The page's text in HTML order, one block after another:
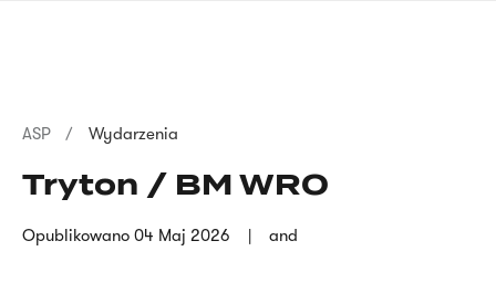
Ścieżka
nawigacyjna
ASP Wydarzenia
Tryton / BM WRO
Opublikowano 04 Maj 2026 and